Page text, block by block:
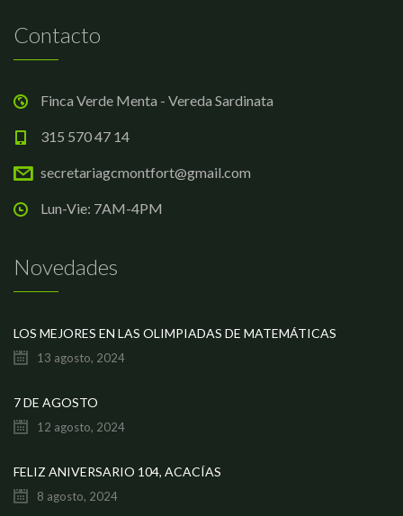
Contacto
Finca Verde Menta - Vereda Sardinata
315 570 47 14
secretariagcmontfort@gmail.com
Lun-Vie: 7AM-4PM
Novedades
LOS MEJORES EN LAS OLIMPIADAS DE MATEMÁTICAS
13 agosto, 2024
7 DE AGOSTO
12 agosto, 2024
FELIZ ANIVERSARIO 104, ACACÍAS
8 agosto, 2024